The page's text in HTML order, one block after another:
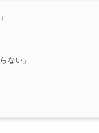
ない」